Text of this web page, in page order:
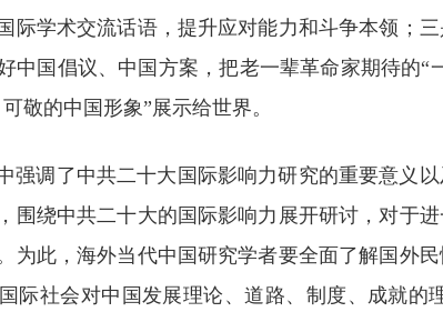
际学术交流话语，提升应对能力和斗争本领；
中国倡议、中国方案，把老一辈革命家期待的
敬的中国形象”展示给世界。
强调了中共二十大国际影响力研究的重要意义
围绕中共二十大的国际影响力展开研讨，对于
为此，海外当代中国研究学者要全面了解国外
际社会对中国发展理论、道路、制度、成就